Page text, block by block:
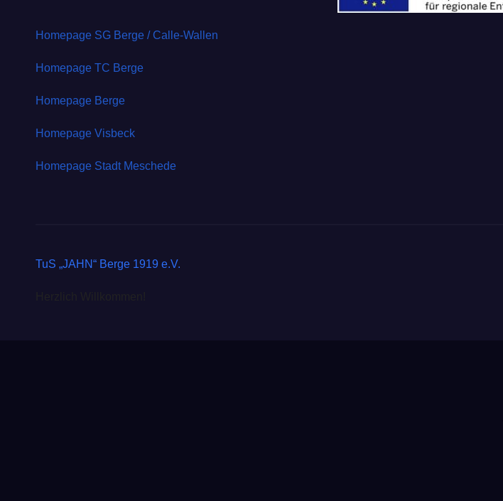
Homepage SG Berge / Calle-Wallen
Homepage TC Berge
Homepage Berge
Homepage Visbeck
Homepage Stadt Meschede
TuS „JAHN“ Berge 1919 e.V.